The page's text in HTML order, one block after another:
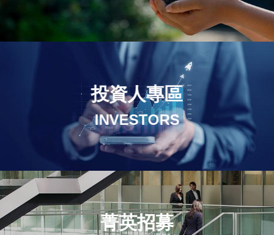
投資人專區
INVESTORS
菁英招募